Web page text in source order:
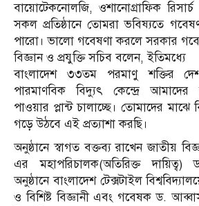
বায়োটেকনোলজি, ওশানোগ্রাফিক
সকল প্রতিষ্ঠানে তোমরা ভবিষ্যতে
পারো। ভালো গবেষণা করলে সরকার
বিজ্ঞান ও প্রযুক্তি সচিব বলেন, ইতিমধ্যে
বাংলাদেশ ৩৩তম পরমাণু শক্তির
পারমাণবিক বিদ্যুৎ কেন্দ্রে আমাদের
পাওয়ার প্লান্ট চালাচ্ছে। তোমাদের মাঝে
গড়ে উঠবে এই প্রত্যাশা করছি।
অনুষ্ঠানে স্বাগত বক্তব্য রাখেন জাতীয়
এর মহাপরিচালক(অতিরিক্ত দায়িত্ব)
অনুষ্ঠানে বাংলাদেশ টেক্সটাইল
ও বিশিষ্ট বিজ্ঞানী এবং গবেষক ড.